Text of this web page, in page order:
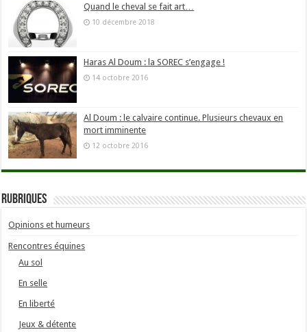
Quand le cheval se fait art…
10 décembre 2018
Haras Al Doum : la SOREC s’engage !
14 octobre 2016
Al Doum : le calvaire continue. Plusieurs chevaux en
mort imminente
12 octobre 2016
Rubriques
Opinions et humeurs
Rencontres équines
Au sol
En selle
En liberté
Jeux & détente